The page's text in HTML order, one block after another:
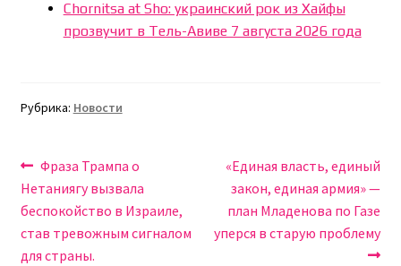
Chornitsa at Sho: украинский рок из Хайфы
прозвучит в Тель-Авиве 7 августа 2026 года
Рубрика: Новости
Навигация
по
записям
Предыдущая
запись:
Фраза Трампа о
Нетаниягу вызвала
беспокойство в Израиле,
став тревожным сигналом
для страны.
Следующая
запись:
«Единая власть, единый
закон, единая армия» —
план Младенова по Газе
уперся в старую проблему